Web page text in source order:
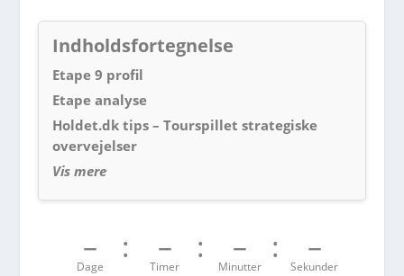
Indholdsfortegnelse
Etape 9 profil
Etape analyse
Holdet.dk tips – Tourspillet strategiske
overvejelser
Vis mere
–
Dage
–
Timer
–
Minutter
–
Sekunder